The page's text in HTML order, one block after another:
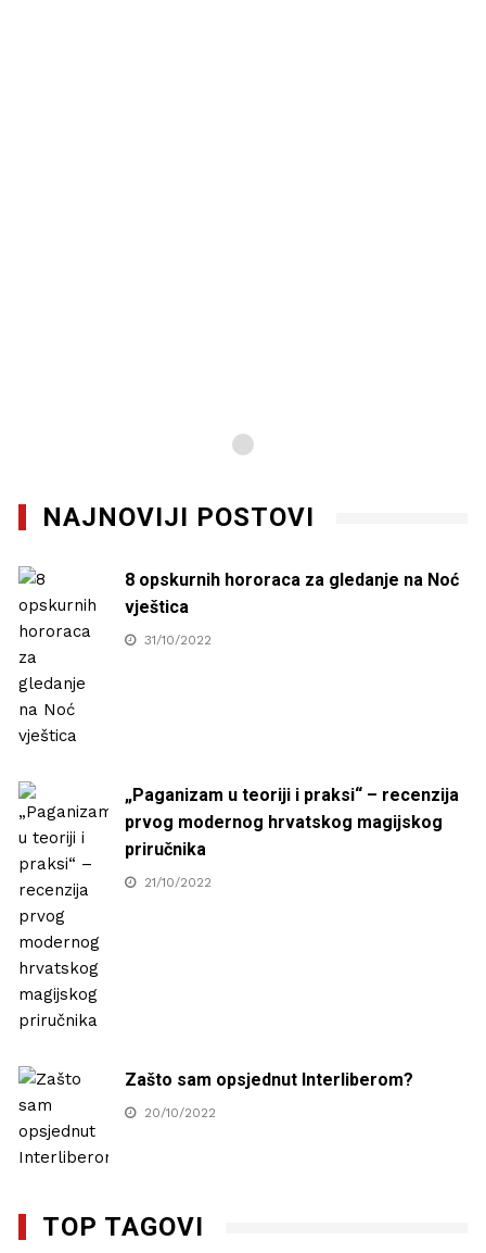
NAJNOVIJI POSTOVI
8 opskurnih hororaca za gledanje na Noć
vještica
31/10/2022
„Paganizam u teoriji i praksi“ – recenzija
prvog modernog hrvatskog magijskog
priručnika
21/10/2022
Zašto sam opsjednut Interliberom?
20/10/2022
TOP TAGOVI